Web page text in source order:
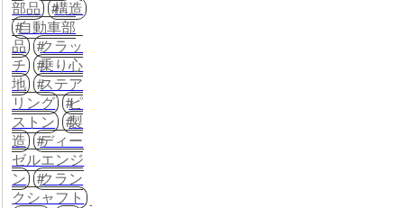
部品
構造
自動車部
品
クラッ
チ
乗り心
地
ステア
リング
ピ
ストン
製
造
ディー
ゼルエンジ
ン
クラン
クシャフト